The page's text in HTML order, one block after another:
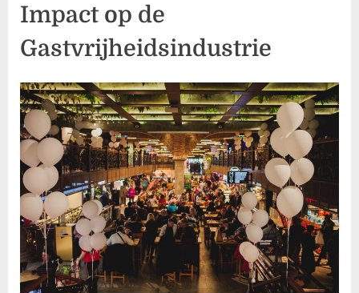
Impact op de
Gastvrijheidsindustrie